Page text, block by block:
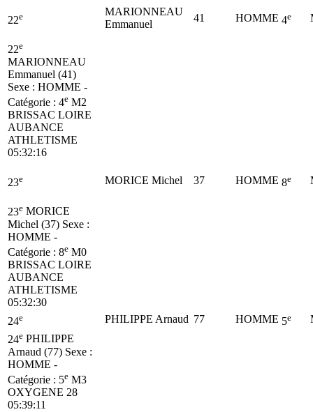
22e
MARIONNEAU
Emmanuel
41 HOMME 4e
22e
MARIONNEAU
Emmanuel (41)
Sexe : HOMME -
Catégorie : 4e M2
BRISSAC LOIRE
AUBANCE
ATHLETISME
05:32:16
23e MORICE Michel 37 HOMME 8e
23e MORICE
Michel (37) Sexe :
HOMME -
Catégorie : 8e M0
BRISSAC LOIRE
AUBANCE
ATHLETISME
05:32:30
24e PHILIPPE Arnaud 77 HOMME 5e
24e PHILIPPE
Arnaud (77) Sexe :
HOMME -
Catégorie : 5e M3
OXYGENE 28
05:39:11